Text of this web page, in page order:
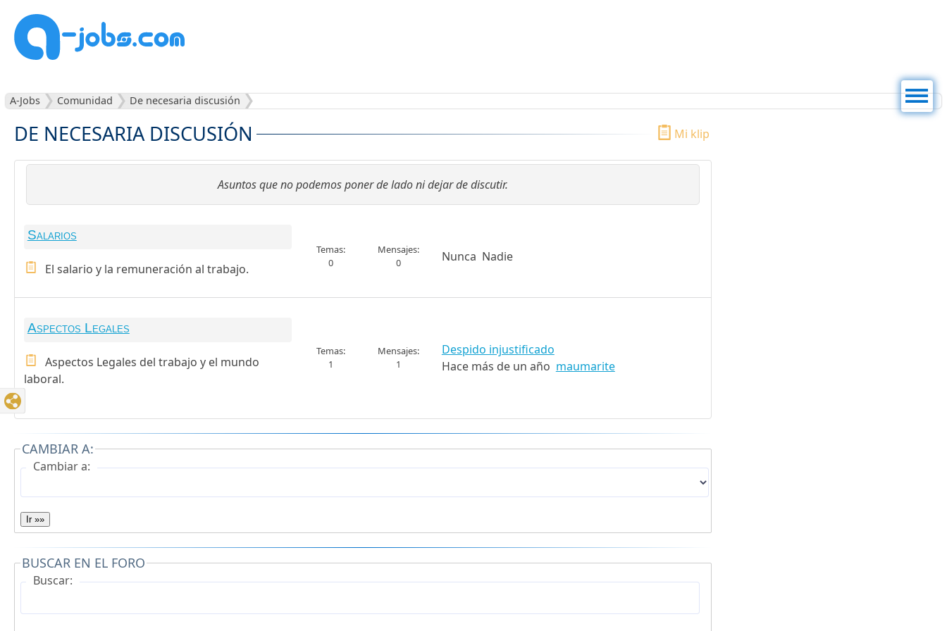
Mi klip
DE NECESARIA DISCUSIÓN
Asuntos que no podemos poner de lado ni dejar de discutir.
Salarios
El salario y la remuneración al trabajo.
Temas
0
Mensajes
0
Nunca Nadie
Aspectos Legales
Aspectos Legales del trabajo y el mundo
laboral.
Temas
1
Mensajes
1
Despido injustificado
Hace más de un año maumarite
CAMBIAR A:
Cambiar a:
Ir »»
BUSCAR EN EL FORO
Buscar:
A-Jobs Comunidad De necesaria discusión
Men
ú